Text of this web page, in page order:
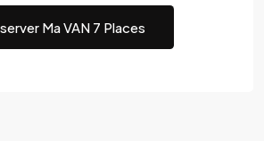
Ma VAN 7 Places